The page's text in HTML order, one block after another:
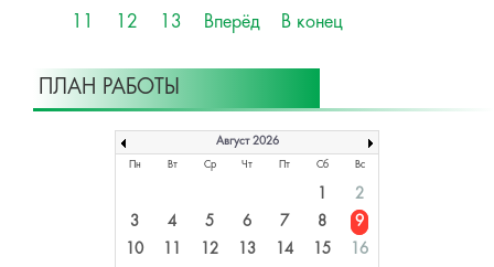
12 13 Вперёд В конец
ПЛАН РАБОТЫ
Август 2026
Пн Вт Ср Чт Пт Сб Вс
1
2
3
4 5 6 7 8
9
10
11 12 13 14 15
16